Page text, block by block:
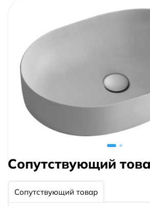
Сопутствующий
Сопутствующий товар